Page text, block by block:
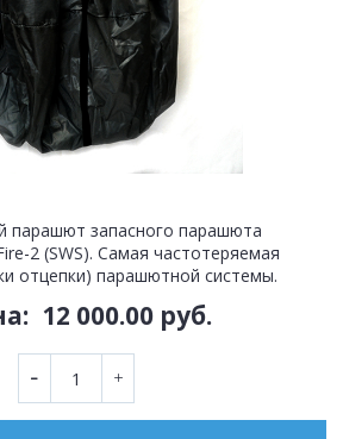
парашют запасного парашюта
2 (SWS). Самая частотеряемая
отцепки) парашютной системы.
12 000.00 руб.